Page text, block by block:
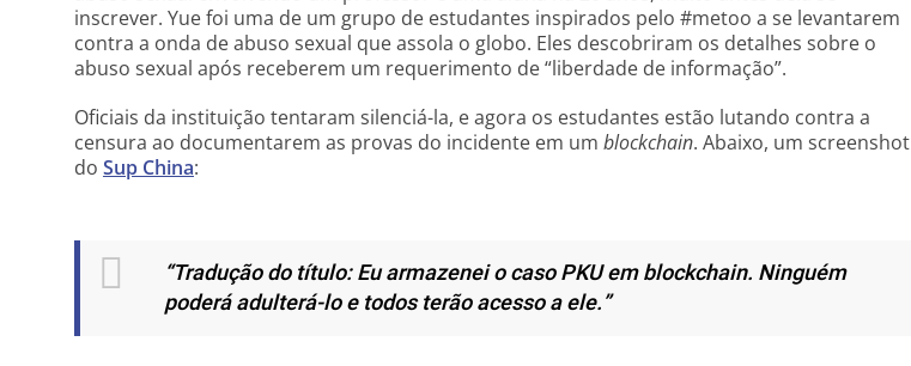
inscrever. Yue foi uma de um grupo de estudantes inspirados pelo #metoo a se levantarem
contra a onda de abuso sexual que assola o globo. Eles descobriram os detalhes sobre o
abuso sexual após receberem um requerimento de “liberdade de informação”.
Oficiais da instituição tentaram silenciá-la, e agora os estudantes estão lutando contra a
censura ao documentarem as provas do incidente em um blockchain. Abaixo, um screenshot
do Sup China:
“Tradução do título: Eu armazenei o caso PKU em blockchain. Ninguém
poderá adulterá-lo e todos terão acesso a ele.”